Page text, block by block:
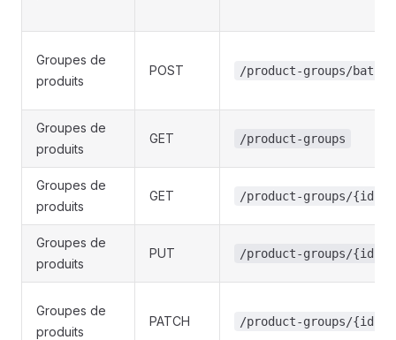
Groupes de
produits
POST /product-groups/batch
Groupes de
produits
GET /product-groups
Groupes de
produits
GET /product-groups/{id}
Groupes de
produits
PUT /product-groups/{id}
Groupes de
produits
PATCH /product-groups/{id}